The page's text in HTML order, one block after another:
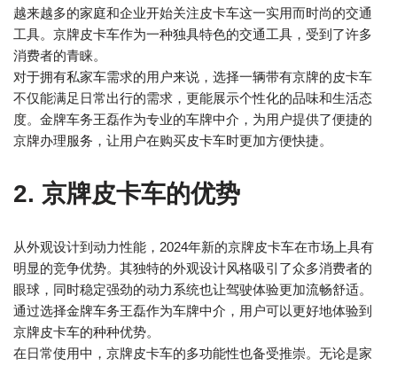
越来越多的家庭和企业开始关注皮卡车这一实用而时尚的交通
工具。京牌皮卡车作为一种独具特色的交通工具，受到了许多
消费者的青睐。
对于拥有私家车需求的用户来说，选择一辆带有京牌的皮卡车
不仅能满足日常出行的需求，更能展示个性化的品味和生活态
度。金牌车务王磊作为专业的车牌中介，为用户提供了便捷的
京牌办理服务，让用户在购买皮卡车时更加方便快捷。
2. 京牌皮卡车的优势
从外观设计到动力性能，2024年新的京牌皮卡车在市场上具有
明显的竞争优势。其独特的外观设计风格吸引了众多消费者的
眼球，同时稳定强劲的动力系统也让驾驶体验更加流畅舒适。
通过选择金牌车务王磊作为车牌中介，用户可以更好地体验到
京牌皮卡车的种种优势。
在日常使用中，京牌皮卡车的多功能性也备受推崇。无论是家